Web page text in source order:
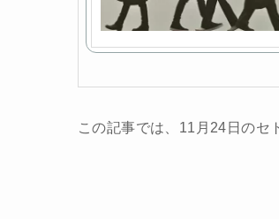
この記事では、11月24日のセ